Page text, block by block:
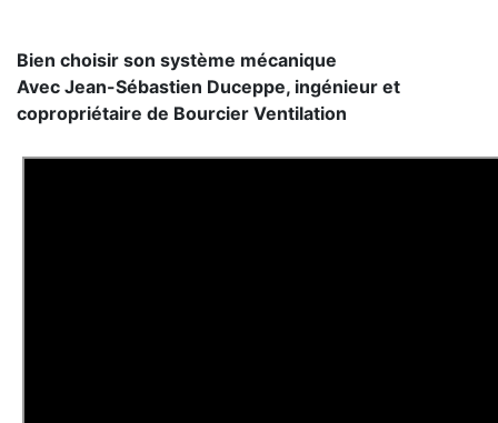
Bien choisir son système mécanique
Avec Jean-Sébastien Duceppe, ingénieur et
copropriétaire de Bourcier Ventilation